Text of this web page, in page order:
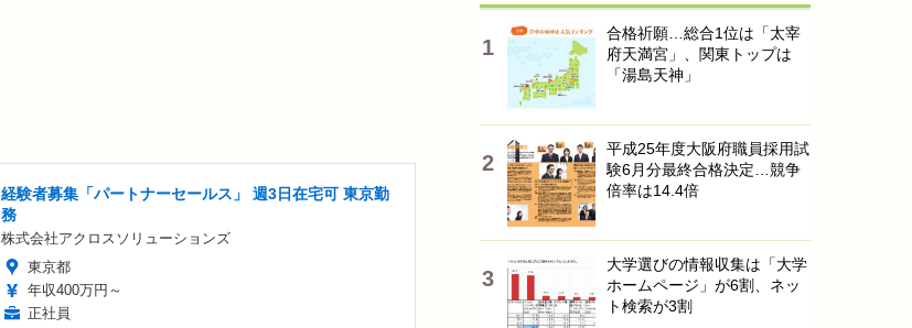
経験者募集「パートナーセールス」 週3日在宅可 東京勤
務
株式会社アクロスソリューションズ
東京都
年収400万円～
正社員
合格祈願…総合1位は「太宰
府天満宮」、関東トップは
「湯島天神」
平成25年度大阪府職員採用試
験6月分最終合格決定…競争
倍率は14.4倍
大学選びの情報収集は「大学
ホームページ」が6割、ネッ
ト検索が3割